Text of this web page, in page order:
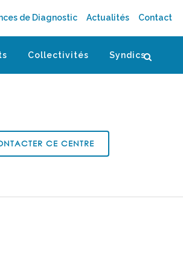
de Diagnostic Actualités Contact
Collectivités Syndics
CE CENTRE